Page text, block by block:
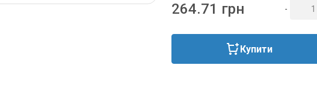
264.71 грн -
Купити